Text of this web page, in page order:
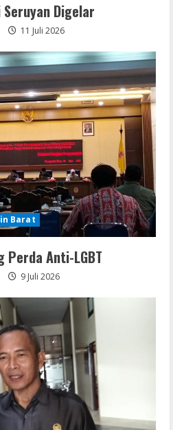
Digelar
11 Juli 2026
Barat
Perda Anti-LGBT
9 Juli 2026